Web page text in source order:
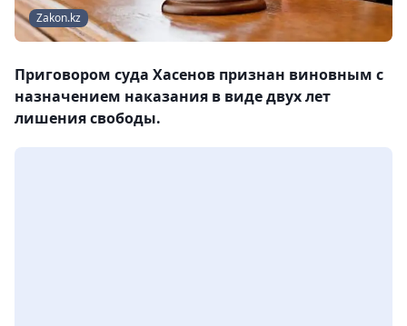
Zakon.kz
Приговором суда Хасенов признан виновным с
назначением наказания в виде двух лет
лишения свободы.